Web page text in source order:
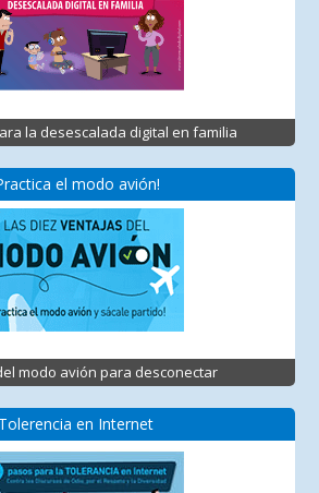
la desescalada digital en familia
el modo avión!
modo avión para desconectar
Tolerencia en Internet